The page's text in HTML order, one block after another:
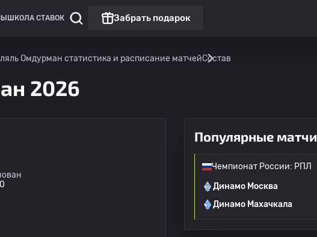
ШКОЛА СТАВОК Забрать подарок
Омдурман статистика и расписание матчейСостав
2026
Популярные матчи
Чемпионат России: РПЛ
Динамо Москва
Динамо Махачкала